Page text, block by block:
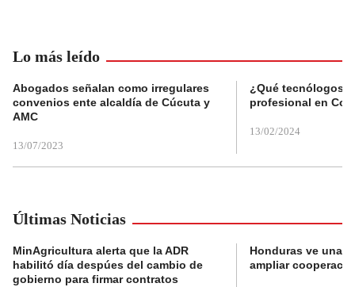
Lo más leído
Abogados señalan como irregulares
convenios ente alcaldía de Cúcuta y
AMC
13/07/2023
¿Qué tecnólogos
profesional en
13/02/2024
Últimas Noticias
MinAgricultura alerta que la ADR
habilitó día despúes del cambio de
gobierno para firmar contratos
Honduras ve una
ampliar